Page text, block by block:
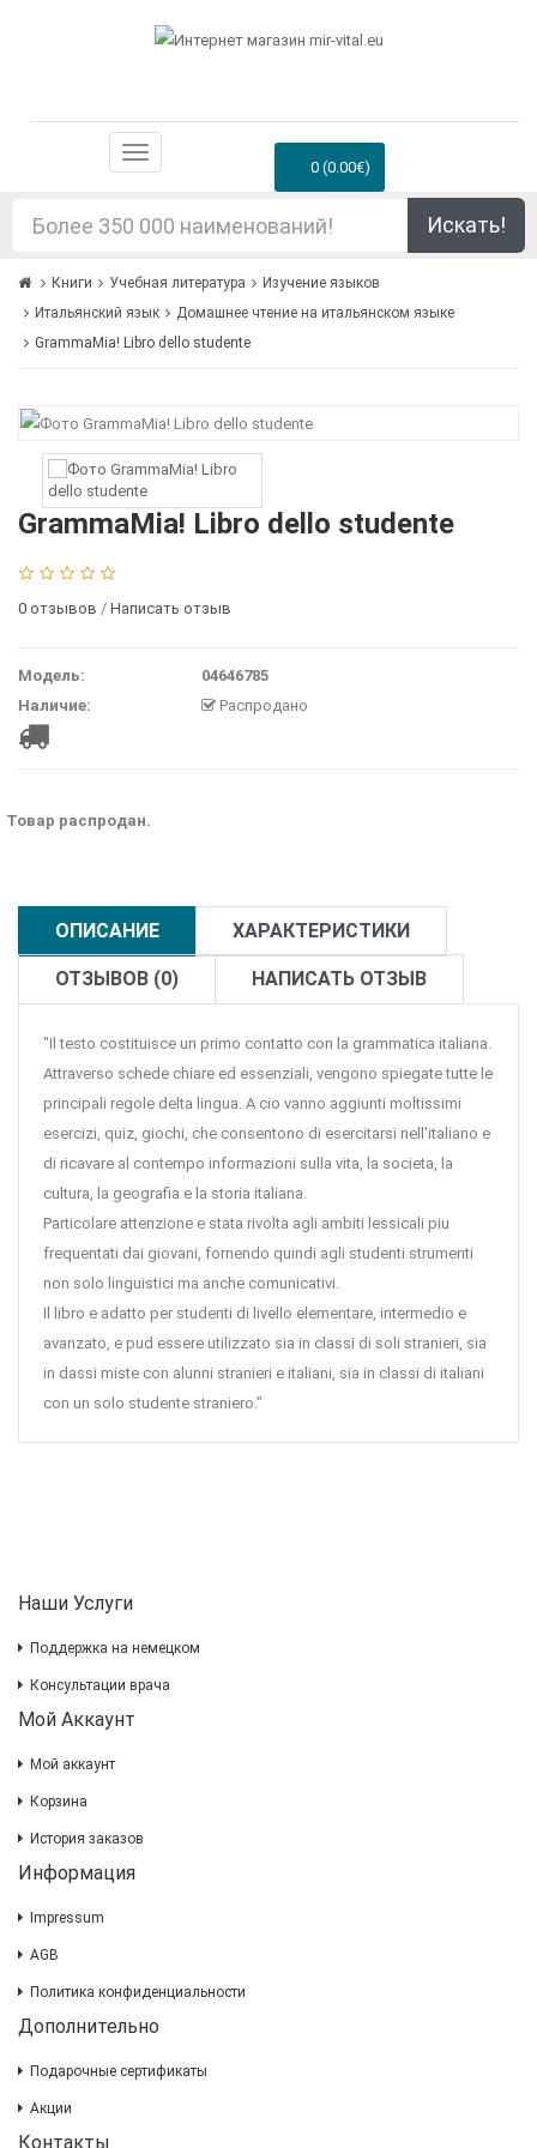
0 (0.00€)
Искать!
Книги Учебная литература
Изучение языков
Итальянский язык
Домашнее чтение на итальянском языке
GrammaMia! Libro dello studente
GrammaMia! Libro dello studente
0 отзывов / Написать отзыв
Модель:
04646785
Наличие:
Распродано
Товар распродан.
ОПИСАНИЕ ХАРАКТЕРИСТИКИ
ОТЗЫВОВ (0) НАПИСАТЬ ОТЗЫВ
"Il testo costituisce un primo contatto con la grammatica italiana.
Attraverso schede chiare ed essenziali, vengono spiegate tutte le
principali regole delta lingua. A cio vanno aggiunti moltissimi
esercizi, quiz, giochi, che consentono di esercitarsi nell'italiano e
di ricavare al contempo informazioni sulla vita, la societa, la
cultura, la geografia e la storia italiana.
Particolare attenzione e stata rivolta agli ambiti lessicali piu
frequentati dai giovani, fornendo quindi agli studenti strumenti
non solo linguistici ma anche comunicativi.
Il libro e adatto per studenti di livello elementare, intermedio e
avanzato, e pud essere utilizzato sia in classi di soli stranieri, sia
in dassi miste con alunni stranieri e italiani, sia in classi di italiani
con un solo studente straniero."
Наши Услуги
Поддержка на немецком
Консультации врача
Мой Аккаунт
Мой аккаунт
Корзина
История заказов
Информация
Impressum
AGB
Политика конфиденциальности
Дополнительно
Подарочные сертификаты
Акции
Контакты